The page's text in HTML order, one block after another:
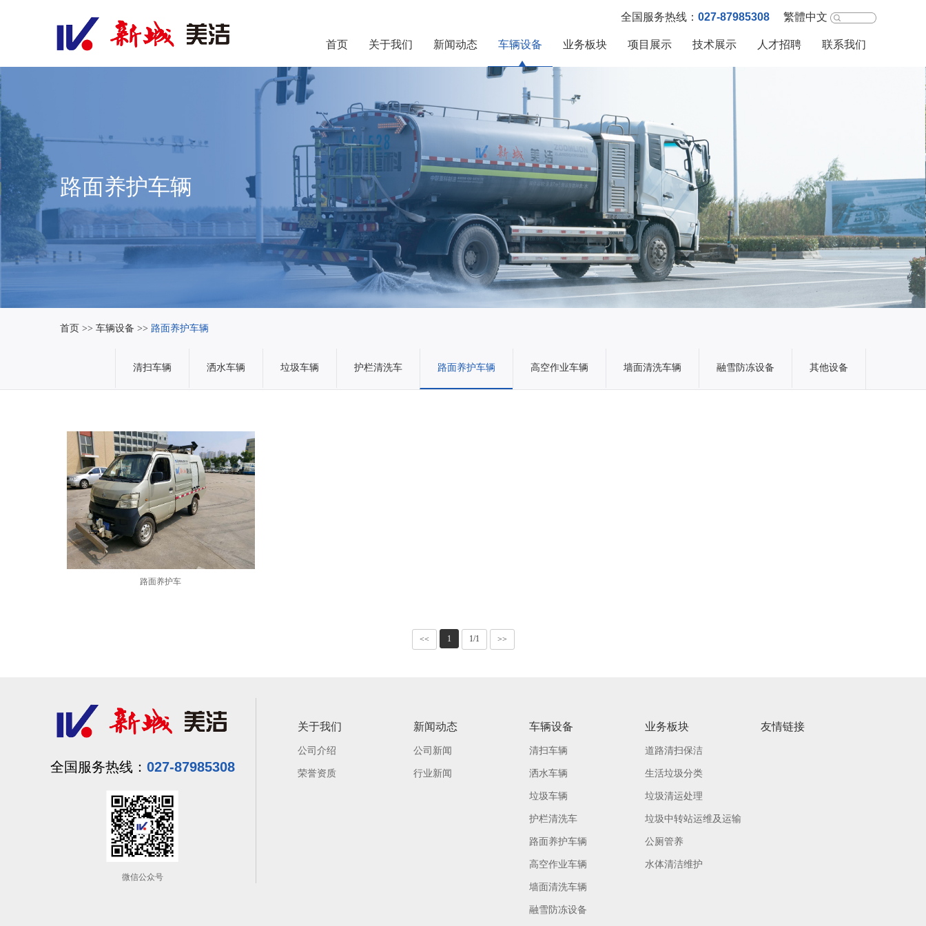
全国服务热线： 027-87985308 繁體中文
首页 关于我们 新闻动态 车辆设备 业务板块 项目展示 技术展示 人才招聘 联系我们
路面养护车辆
首页 >> 车辆设备 >> 路面养护车辆
清扫车辆 洒水车辆 垃圾车辆 护栏清洗车 路面养护车辆 高空作业车辆 墙面清洗车辆 融雪防冻设备 其他设备
路面养护车
<< 1 1/1 >>
全国服务热线： 027-87985308
微信公众号
关于我们
公司介绍
荣誉资质
新闻动态
公司新闻
行业新闻
车辆设备
清扫车辆
洒水车辆
垃圾车辆
护栏清洗车
路面养护车辆
高空作业车辆
墙面清洗车辆
融雪防冻设备
业务板块
道路清扫保洁
生活垃圾分类
垃圾清运处理
垃圾中转站运维及运输
公厕管养
水体清洁维护
友情链接